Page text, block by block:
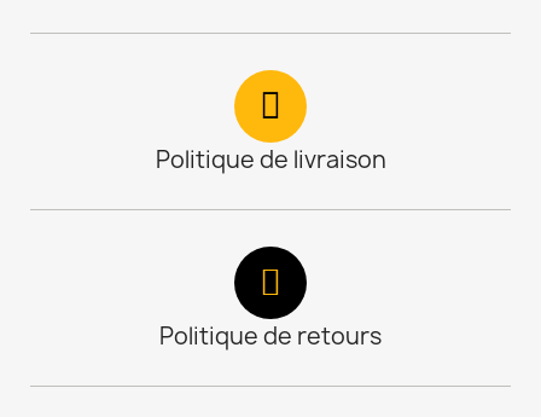
Politique de livraison
Politique de retours